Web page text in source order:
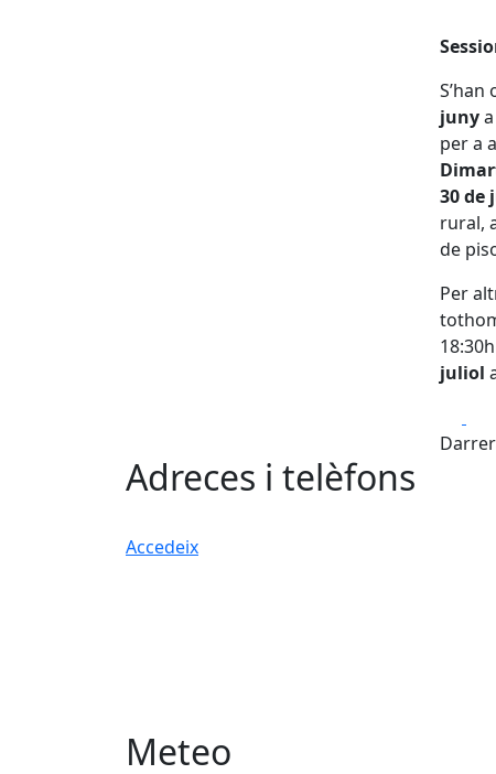
juny
per a
30 de
rural,
de
Per
juliol
Adreces i telèfons
Accedeix
Meteo